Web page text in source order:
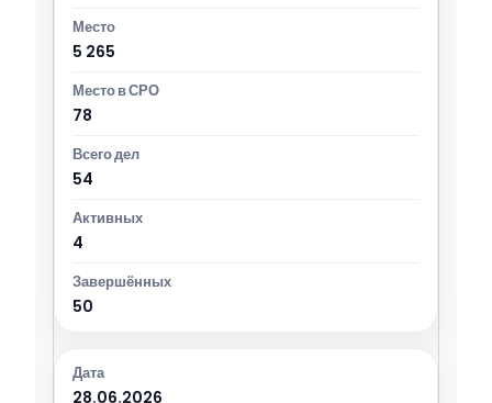
5 265
78
54
4
50
28.06.2026